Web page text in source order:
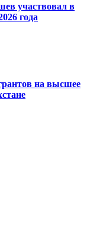
участвовал в
года
на высшее